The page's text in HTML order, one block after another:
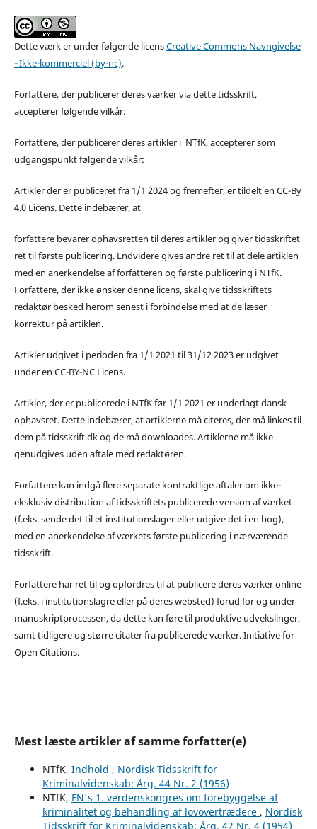
Dette værk er under følgende licensCreative Commons Navngivelse
–Ikke-kommerciel (by-nc).
Forfattere, der publicerer deres værker via dette tidsskrift,
accepterer følgende vilkår:
Forfattere, der publicerer deres artikler i NTfK, accepterer som
udgangspunkt følgende vilkår:
Artikler der er publiceret fra 1/1 2024 og fremefter, er tildelt en CC-By
4.0 Licens. Dette indebærer, at
forfattere bevarer ophavsretten til deres artikler og giver tidsskriftet
ret til første publicering. Endvidere gives andre ret til at dele artiklen
med en anerkendelse af forfatteren og første publicering i NTfK.
Forfattere, der ikke ønsker denne licens, skal give tidsskriftets
redaktør besked herom senest i forbindelse med at de læser
korrektur på artiklen.
Artikler udgivet i perioden fra 1/1 2021 til 31/12 2023 er udgivet
under en CC-BY-NC Licens.
Artikler, der er publicerede i NTfK før 1/1 2021 er underlagt dansk
ophavsret. Dette indebærer, at artiklerne må citeres, der må linkes til
dem på tidsskrift.dk og de må downloades. Artiklerne må ikke
genudgives uden aftale med redaktøren.
Forfattere kan indgå flere separate kontraktlige aftaler om ikke-
eksklusiv distribution af tidsskriftets publicerede version af værket
(f.eks. sende det til et institutionslager eller udgive det i en bog),
med en anerkendelse af værkets første publicering i nærværende
tidsskrift.
Forfattere har ret til og opfordres til at publicere deres værker online
(f.eks. i institutionslagre eller på deres websted) forud for og under
manuskriptprocessen, da dette kan føre til produktive udvekslinger,
samt tidligere og større citater fra publicerede værker. Initiative for
Open Citations.
Mest læste artikler af samme forfatter(e)
NTfK, Indhold , Nordisk Tidsskrift for
Kriminalvidenskab: Årg. 44 Nr. 2 (1956)
NTfK, FN's 1. verdenskongres om forebyggelse af
kriminalitet og behandling af lovovertrædere , Nordisk
Tidsskrift for Kriminalvidenskab: Årg. 42 Nr. 4 (1954)